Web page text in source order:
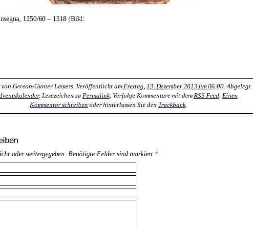
1250/60 – 1318 (Bild:
von Gereon-Gunter Lamers. Veröffentlicht am Freitag, 13. Dezember 2013 um 06:00. Abgelegt
. Lesezeichen zu Permalink. Verfolge Kommentare mit dem RSS Feed. Einen
Kommentar schreiben oder hinterlassen Sie den Trackback.
oder weitergegeben. Benötigte Felder sind markiert *